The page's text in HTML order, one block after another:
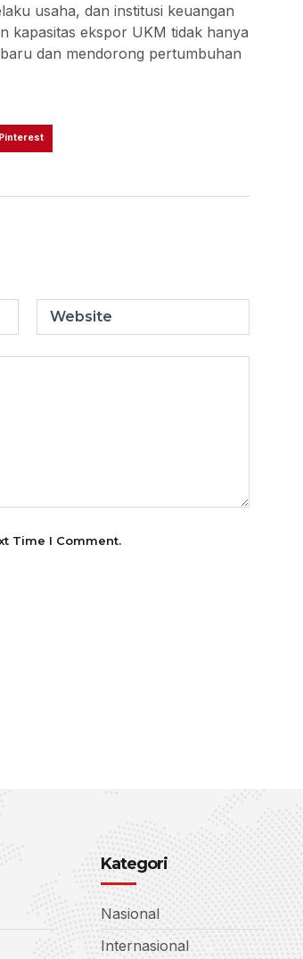
usaha, dan institusi keuangan
kapasitas ekspor UKM tidak hanya
dan mendorong pertumbuhan
Pinterest
Website
Time I Comment.
Kategori
Nasional
Internasional